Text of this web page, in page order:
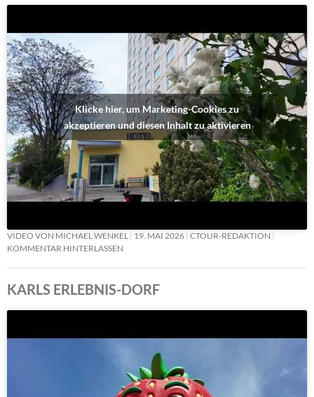
Klicke hier, um Marketing-Cookies zu
akzeptieren und diesen Inhalt zu aktivieren
VIDEO VON MICHAEL WENKEL 19. MAI 2026 CTOUR-REDAKTION
KOMMENTAR HINTERLASSEN
KARLS ERLEBNIS-DORF